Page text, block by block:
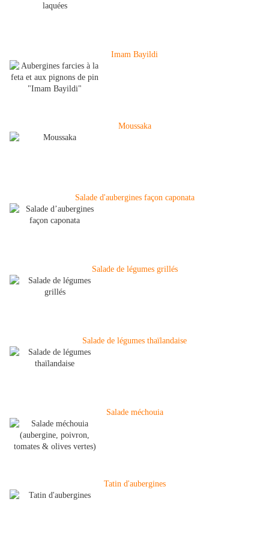
Imam Bayildi
Moussaka
Salade d'aubergines façon caponata
Salade de légumes grillés
Salade de légumes thaïlandaise
Salade méchouia
Tatin d'aubergines